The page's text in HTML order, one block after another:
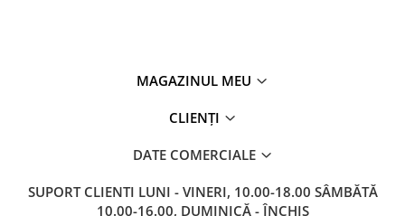
MAGAZINUL MEU
CLIENȚI
DATE COMERCIALE
SUPORT CLIENTI LUNI - VINERI, 10.00-18.00 SÂMBĂTĂ
10.00-16.00, DUMINICĂ - ÎNCHIS